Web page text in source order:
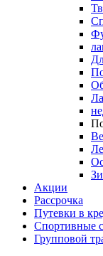
Акции
Рассрочка
Путевки в
Спортивные
Групповой